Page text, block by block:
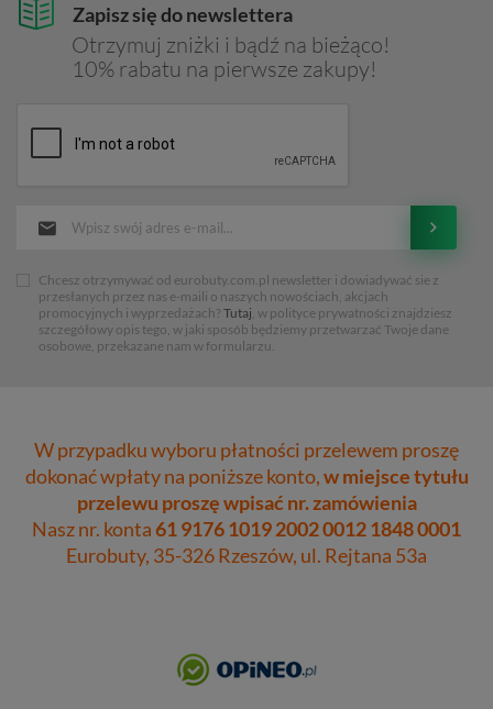
Zapisz się do newslettera
Otrzymuj zniżki i bądź na bieżąco!
10% rabatu na pierwsze zakupy!
Chcesz otrzymywać od eurobuty.com.pl newsletter i dowiadywać sie z
przesłanych przez nas e-maili o naszych nowościach, akcjach
promocyjnych i wyprzedażach? Tutaj, w polityce prywatności znajdziesz
szczegółowy opis tego, w jaki sposób będziemy przetwarzać Twoje dane
osobowe, przekazane nam w formularzu.
W przypadku wyboru płatności przelewem proszę
dokonać wpłaty na poniższe konto,w miejsce tytułu
przelewu proszę wpisać nr. zamówienia
Nasz nr. konta61 9176 1019 2002 0012 1848 0001
Eurobuty, 35-326 Rzeszów, ul. Rejtana 53a